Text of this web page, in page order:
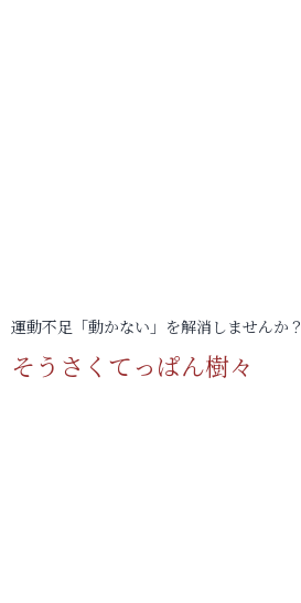
運動不足「動かない」を解消しませんか？
そうさくてっぱん樹々